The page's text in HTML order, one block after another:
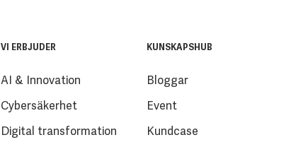
VI ERBJUDER
AI & Innovation
Cybersäkerhet
Digital transformation
KUNSKAPSHUB
Bloggar
Event
Kundcase